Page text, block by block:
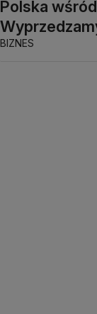
Polska
BIZNES